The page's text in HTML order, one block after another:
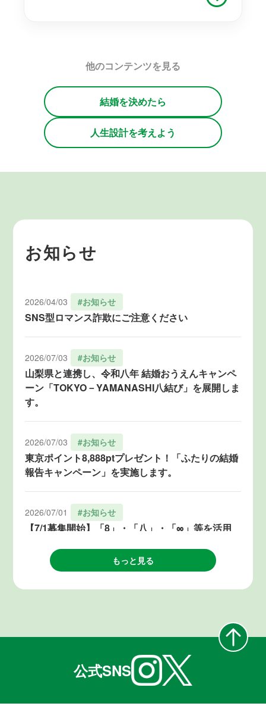
他のコンテンツを見る
結婚を決めたら
人生設計を考えよう
お知らせ
2026/04/03 #お知らせ
SNS型ロマンス詐欺にご注意ください
2026/07/03 #お知らせ
山梨県と連携し、令和八年 結婚おうえんキャンペ
ーン「TOKYO－YAMANASHI八結び」を展開しま
す。
2026/07/03 #お知らせ
東京ポイント8,888ptプレゼント！「ふたりの結婚
報告キャンペーン」を実施します。
2026/07/01 #お知らせ
【7/1募集開始】「8」・「八」・「∞」等を活用
募集します！
婚おうえんフェスタ（@麻布台ヒルズ）を開催し
ます！
もっと見る
公式SNS